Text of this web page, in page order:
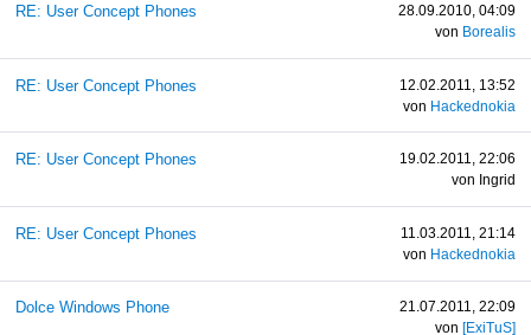
RE: User Concept Phones
28.09.2010, 04:09
von Borealis
RE: User Concept Phones
12.02.2011, 13:52
von Hackednokia
RE: User Concept Phones
19.02.2011, 22:06
von Ingrid
RE: User Concept Phones
11.03.2011, 21:14
von Hackednokia
Dolce Windows Phone
21.07.2011, 22:09
von
[ExiTuS]